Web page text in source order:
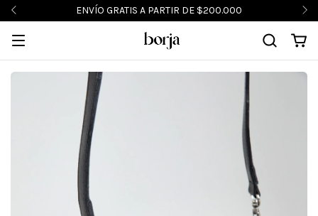
ENVÍO GRATIS A PARTIR DE $200.000